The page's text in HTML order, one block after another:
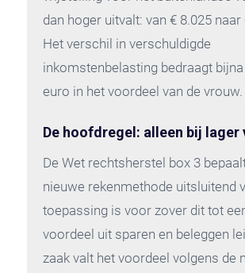
dan hoger uitvalt: van € 8.025 naar
Het verschil in verschuldigde
inkomstenbelasting bedraagt
euro in het voordeel van de vrouw.
De hoofdregel: alleen bij lager
De Wet rechtsherstel box 3
nieuwe rekenmethode uitsluitend
toepassing is voor zover dit tot
voordeel uit sparen en beleggen
zaak valt het voordeel volgens de